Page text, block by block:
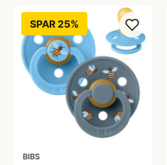
SPAR 25%
BIBS